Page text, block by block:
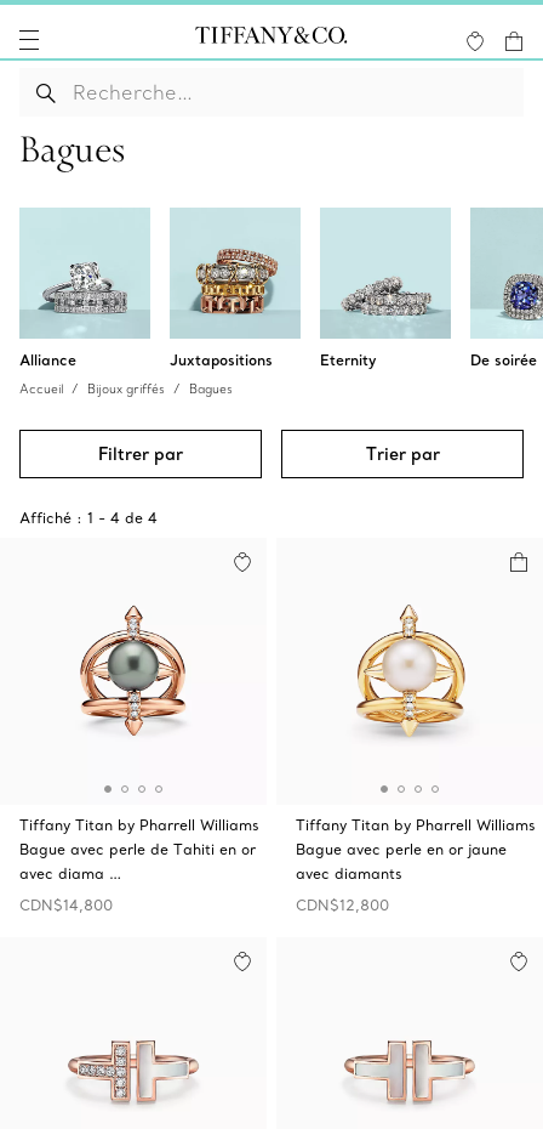
Bagues
Alliance Juxtapositions Eternity De soirée
Accueil Bijoux griffés Bagues
Filtrer par Trier par
Affiché : 1 - 4 de 4
Tiffany Titan by Pharrell Williams
Bague avec perle de Tahiti en or
avec diama …
CDN$14,800
Tiffany Titan by Pharrell Williams
Bague avec perle en or jaune
avec diamants
CDN$12,800